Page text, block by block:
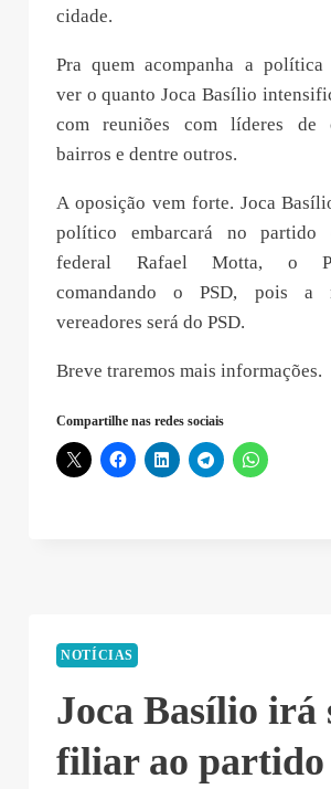
cidade.
Pra quem acompanha a política
ver o quanto Joca Basílio
com reuniões com líderes de
bairros e dentre outros.
A oposição vem forte. Joca
político embarcará no partido
federal Rafael Motta, o
comandando o PSD, pois a
vereadores será do PSD.
Breve traremos mais informações.
Compartilhe nas redes sociais
NOTÍCIAS
Joca Basílio irá
filiar ao partido